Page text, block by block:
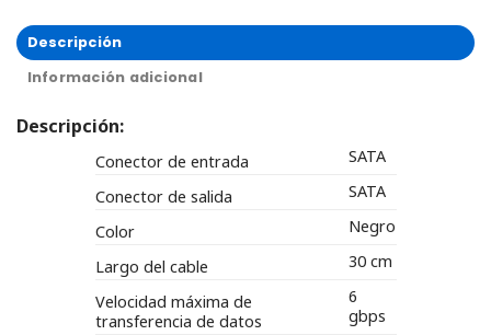
Descripción
Información adicional
Descripción:
Conector de entrada
SATA
Conector de salida
SATA
Color
Negro
Largo del cable
30 cm
Velocidad máxima de
transferencia de datos
6
gbps